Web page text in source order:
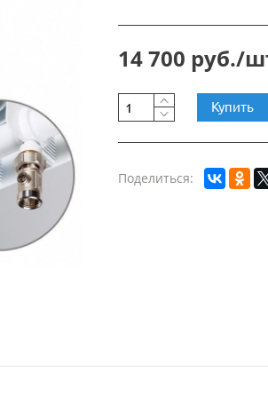
14 700 руб./
Купить
Поделиться: